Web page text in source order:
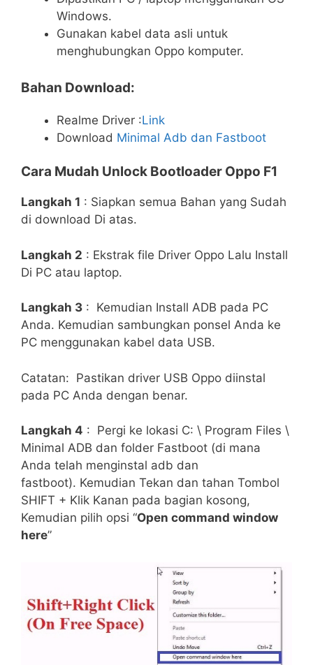
Windows.
Gunakan kabel data asli untuk
menghubungkan Oppo komputer.
Bahan Download:
Realme Driver :Link
Download Minimal Adb dan Fastboot
Cara Mudah Unlock Bootloader Oppo F1
Langkah 1 : Siapkan semua Bahan yang Sudah
di download Di atas.
Langkah 2 : Ekstrak file Driver Oppo Lalu Install
Di PC atau laptop.
Langkah 3 : Kemudian Install ADB pada PC
Anda. Kemudian sambungkan ponsel Anda ke
PC menggunakan kabel data USB.
Catatan: Pastikan driver USB Oppo diinstal
pada PC Anda dengan benar.
Langkah 4 : Pergi ke lokasi C: \ Program Files \
Minimal ADB dan folder Fastboot (di mana
Anda telah menginstal adb dan
fastboot). Kemudian Tekan dan tahan Tombol
SHIFT + Klik Kanan pada bagian kosong,
Kemudian pilih opsi “Open command window
here”